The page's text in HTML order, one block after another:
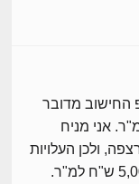
החישוב מדובר
ש"ח לכל מ"ר. אני מניח
ולכן העלויות